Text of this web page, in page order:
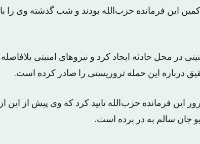
در پارکینگ در کمین این فرمانده حزب‌الله بودند و شب گذشته وی را با
در محل حادثه ایجاد کرد و نیروهای امنیتی بلافاصله
درباره این حمله تروریستی را صادر کرده است.
این فرمانده حزب‌الله تایید کرد که وی پیش از این از
جان سالم به در برده است.